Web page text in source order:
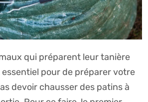
qui préparent leur tanière
essentiel pour de préparer votre
devoir chausser des patins à